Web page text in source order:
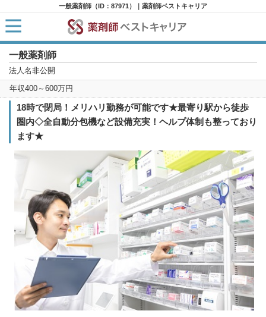
一般薬剤師（ID：87971）｜薬剤師ベストキャリア
一般薬剤師
法人名非公開
年収400～600万円
18時で閉局！メリハリ勤務が可能です★最寄り駅から徒歩
圏内◇全自動分包機など設備充実！ヘルプ体制も整っており
ます★
HOME
求人検索
新着求人
求人ランキング
キャリアアドバイザー紹介
コラム
転職支援サービスに申し込む